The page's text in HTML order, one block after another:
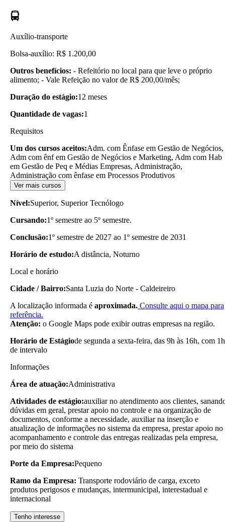
Auxílio-transporte
Bolsa-auxílio: R$ 1.200,00
Outros benefícios: - Refeitório no local para que leve o próprio
alimento; - Vale Refeição no valor de R$ 200,00/mês;
Duração do estágio:12 meses
Quantidade de vagas:1
Requisitos
Um dos cursos aceitos:Adm. com Ênfase em Gestão de Negócios,
Adm com ênf em Gestão de Negócios e Marketing, Adm com Hab
em Gestão de Peq e Médias Empresas, Administração,
Administração com ênfase em Processos Produtivos
Ver mais cursos
Nível:Superior, Superior Tecnólogo
Cursando:1º semestre ao 5º semestre.
Conclusão:1º semestre de 2027 ao 1º semestre de 2031
Horário de estudo:A distância, Noturno
Local e horário
Cidade / Bairro:Santa Luzia do Norte - Caldeireiro
A localização informada é aproximada. Consulte aqui o mapa para
referência.
Atenção: o Google Maps pode exibir outras empresas na região.
Horário de Estágiode segunda a sexta-feira, das 9h às 16h, com 1h
de intervalo
Informações
Área de atuação:Administrativa
Atividades de estágio:auxiliar no atendimento aos clientes,
dúvidas em geral, prestar apoio no controle e na organização de
documentos, conforme a necessidade, auxiliar na inserção e
atualização de informações no sistema da empresa, prestar apoio no
acompanhamento e controle das entregas realizadas pela empresa,
por meio do sistema
Porte da Empresa:Pequeno
Ramo da Empresa: Transporte rodoviário de carga, exceto
produtos perigosos e mudanças, intermunicipal, interestadual e
internacional
Tenho interesse